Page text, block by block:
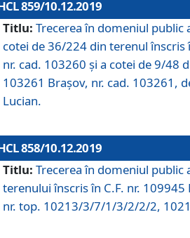
859/10.12.2019
Titlu: Trecerea în domeniul public
cotei de 36/224 din terenul înscris
nr. cad. 103260 și a cotei de 9/48
103261 Brașov, nr. cad. 103261,
Lucian.
858/10.12.2019
Titlu: Trecerea în domeniul public
terenului înscris în C.F. nr.
nr. top. 10213/3/7/1/3/2/2/2,